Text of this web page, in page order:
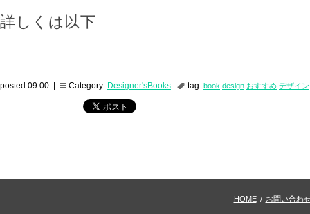
詳しくは以下
posted 09:00 | Category: Designer'sBooks tag: book design おすすめ デザイン
HOME / お問い合わ